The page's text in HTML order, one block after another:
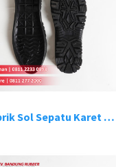
Pabrik Sol Sepatu Karet Bandung 14